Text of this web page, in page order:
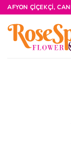
İçeriğe
atla
AFYON ÇIÇEKÇI,